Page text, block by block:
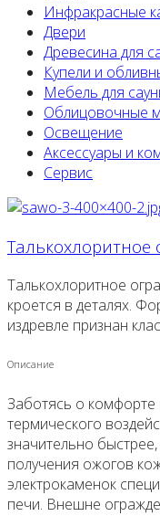
Инфракрасные
Двери
Древесина для
Купели и
Мебель для
Облицовочные
Освещение
Аксессуары и
Сервис
Талькохлоритное
Талькохлоритное
кроется в деталях.
издревле признан
Описание
Заботясь о комфорте
термического
значительно
получения ожогов
электрокаменок
печи. Внешне